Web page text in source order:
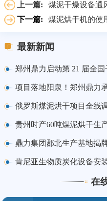
上一篇:
下一篇:
煤泥烘干机的使
最新新闻
俄罗斯煤泥烘干项目全线
贵州时产60吨煤泥烘干生
肯尼亚生物质炭化设备安
在